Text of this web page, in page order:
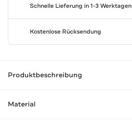
Schnelle Lieferung in 1-3 Werktagen
Kostenlose Rücksendung
Produktbeschreibung
Material